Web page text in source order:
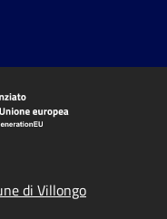
di Villongo